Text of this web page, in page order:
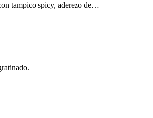
tampico spicy, aderezo de…